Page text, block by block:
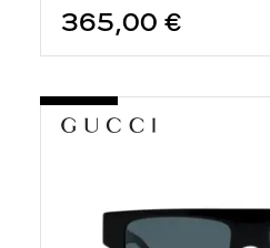
365,00 €